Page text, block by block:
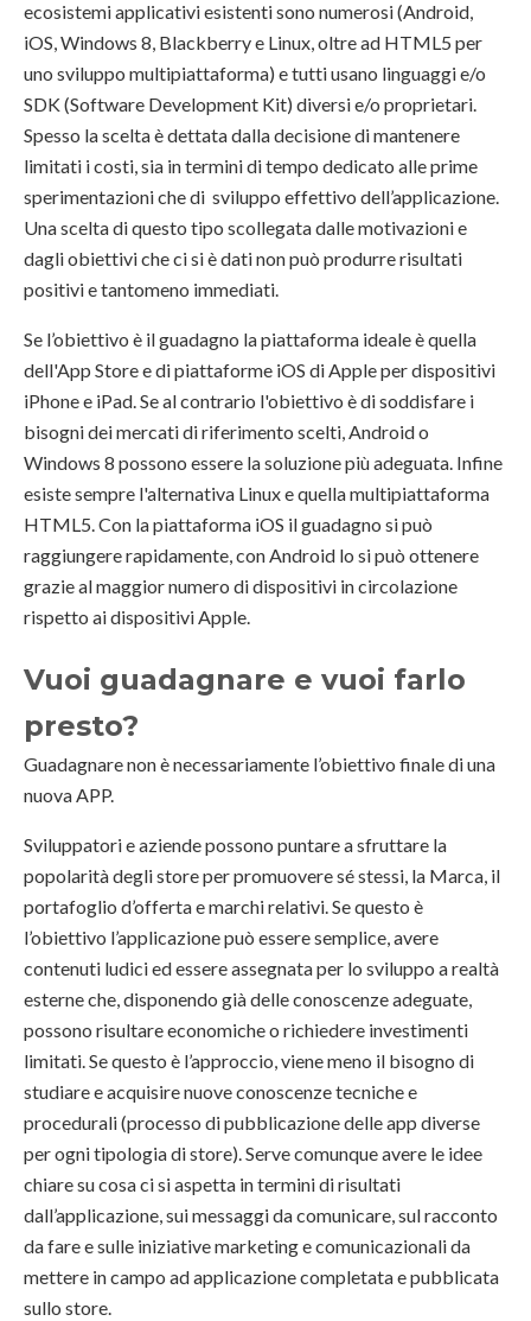
ecosistemi applicativi esistenti sono numerosi (Android,
iOS, Windows 8, Blackberry e Linux, oltre ad HTML5 per
uno sviluppo multipiattaforma) e tutti usano linguaggi e/o
SDK (Software Development Kit) diversi e/o proprietari.
Spesso la scelta è dettata dalla decisione di mantenere
limitati i costi, sia in termini di tempo dedicato alle prime
sperimentazioni che di sviluppo effettivo dell’applicazione.
Una scelta di questo tipo scollegata dalle motivazioni e
dagli obiettivi che ci si è dati non può produrre risultati
positivi e tantomeno immediati.
Se l’obiettivo è il guadagno la piattaforma ideale è quella
dell'App Store e di piattaforme iOS di Apple per dispositivi
iPhone e iPad. Se al contrario l'obiettivo è di soddisfare i
bisogni dei mercati di riferimento scelti, Android o
Windows 8 possono essere la soluzione più adeguata. Infine
esiste sempre l'alternativa Linux e quella multipiattaforma
HTML5. Con la piattaforma iOS il guadagno si può
raggiungere rapidamente, con Android lo si può ottenere
grazie al maggior numero di dispositivi in circolazione
rispetto ai dispositivi Apple.
Vuoi guadagnare e vuoi farlo
presto?
Guadagnare non è necessariamente l’obiettivo finale di una
nuova APP.
Sviluppatori e aziende possono puntare a sfruttare la
popolarità degli store per promuovere sé stessi, la Marca, il
portafoglio d’offerta e marchi relativi. Se questo è
l’obiettivo l’applicazione può essere semplice, avere
contenuti ludici ed essere assegnata per lo sviluppo a realtà
esterne che, disponendo già delle conoscenze adeguate,
possono risultare economiche o richiedere investimenti
limitati. Se questo è l’approccio, viene meno il bisogno di
studiare e acquisire nuove conoscenze tecniche e
procedurali (processo di pubblicazione delle app diverse
per ogni tipologia di store). Serve comunque avere le idee
chiare su cosa ci si aspetta in termini di risultati
dall’applicazione, sui messaggi da comunicare, sul racconto
da fare e sulle iniziative marketing e comunicazionali da
mettere in campo ad applicazione completata e pubblicata
sullo store.